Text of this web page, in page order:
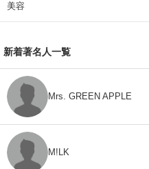
美容
新着著名人一覧
Mrs. GREEN APPLE
M!LK